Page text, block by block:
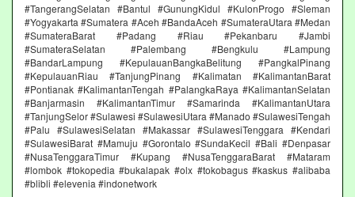
#TangerangSelatan #Bantul #GunungKidul #KulonProgo #Sleman
#Yogyakarta #Sumatera #Aceh #BandaAceh #SumateraUtara #Medan
#SumateraBarat #Padang #Riau #Pekanbaru #Jambi
#SumateraSelatan #Palembang #Bengkulu #Lampung
#BandarLampung #KepulauanBangkaBelitung #PangkalPinang
#KepulauanRiau #TanjungPinang #Kalimatan #KalimantanBarat
#Pontianak #KalimantanTengah #PalangkaRaya #KalimantanSelatan
#Banjarmasin #KalimantanTimur #Samarinda #KalimantanUtara
#TanjungSelor #Sulawesi #SulawesiUtara #Manado #SulawesiTengah
#Palu #SulawesiSelatan #Makassar #SulawesiTenggara #Kendari
#SulawesiBarat #Mamuju #Gorontalo #SundaKecil #Bali #Denpasar
#NusaTenggaraTimur #Kupang #NusaTenggaraBarat #Mataram
#lombok #tokopedia #bukalapak #olx #tokobagus #kaskus #alibaba
#blibli #elevenia #indonetwork